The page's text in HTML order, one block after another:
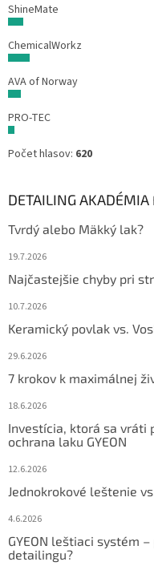
ShineMate
ChemicalWorkz
AVA of Norway
PRO-TEC
Počet hlasov: 620
DETAILING AKADÉMIA
Tvrdý alebo Mäkký lak?
19.7.2026
Najčastejšie chyby pri
10.7.2026
Keramický povlak vs.
29.6.2026
7 krokov k maximálnej
18.6.2026
Investícia, ktorá sa vráti
ochrana laku GYEON
12.6.2026
Jednokrokové leštenie
4.6.2026
GYEON leštiaci systém
detailingu?